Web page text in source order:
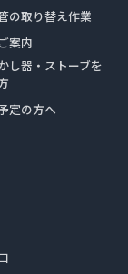
の取り替え作業
案内
し器・ストーブを
定の方へ